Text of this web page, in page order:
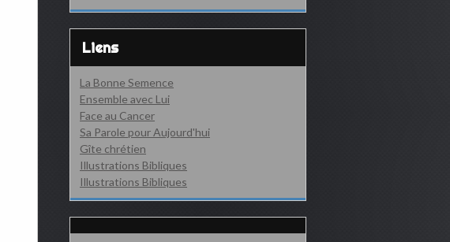
Liens
La Bonne Semence
Ensemble avec Lui
Face au Cancer
Sa Parole pour Aujourd'hui
Gîte chrétien
Illustrations Bibliques
Illustrations Bibliques